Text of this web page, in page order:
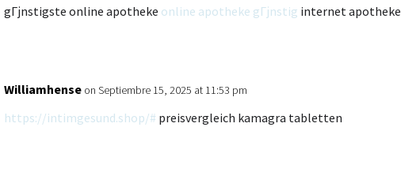
gГјnstigste online apotheke online apotheke gГјnstig internet apotheke
Williamhense on Septiembre 15, 2025 at 11:53 pm
https://intimgesund.shop/# preisvergleich kamagra tabletten